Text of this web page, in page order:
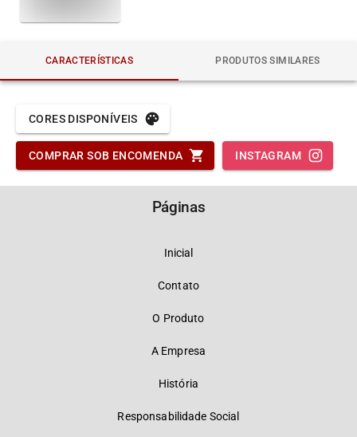
CARACTERÍSTICAS PRODUTOS SIMILARES
CORES DISPONÍVEIS
COMPRAR SOB ENCOMENDA INSTAGRAM
Páginas
Inicial
Contato
O Produto
A Empresa
História
Responsabilidade Social